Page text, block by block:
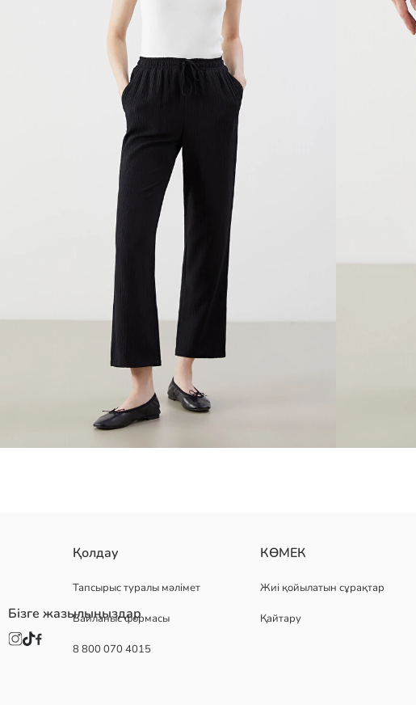
Негізгі Мата:
Шығу елі:
Сатушы:
Қолдау
Тапсырыс туралы мәлімет
Байланыс формасы
8 800 070 4015
КӨМЕК
Жиі қойылатын сұрақтар
Қайтару
Бізге жазылыңыздар